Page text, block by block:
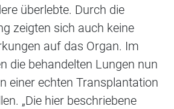
überlebte. Durch die
zeigten sich auch keine
auf das Organ. Im
die behandelten Lungen nun
einer echten Transplantation
„Die hier beschriebene